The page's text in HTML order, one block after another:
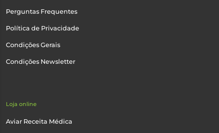
Perguntas Frequentes
Política de Privacidade
Condições Gerais
Condições Newsletter
Loja online
Aviar Receita Médica